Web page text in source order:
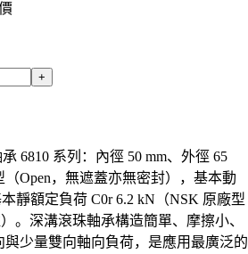
+
6810 系列：內徑 50 mm、外徑 65
（Open，無遮蓋亦無密封），基本動
靜額定負荷 C0r 6.2 kN（NSK 原廠型
。深溝滾珠軸承構造簡單、摩擦小、
少量雙向軸向負荷，是應用最廣泛的